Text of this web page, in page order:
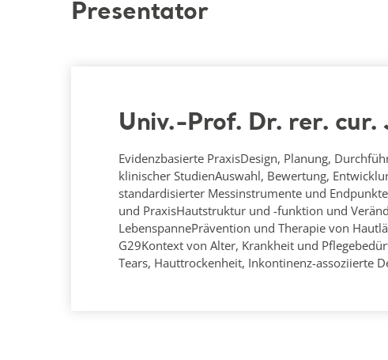
Presentator
Univ.-Prof. Dr. rer. cur.
Evidenzbasierte PraxisDesign, Planung,
klinischer StudienAuswahl, Bewertung,
standardisierter Messinstrumente und
und PraxisHautstruktur und -funktion und
LebenspannePrävention und Therapie von
G29Kontext von Alter, Krankheit und
Tears, Hauttrockenheit, Inkontinenz-assoziierte